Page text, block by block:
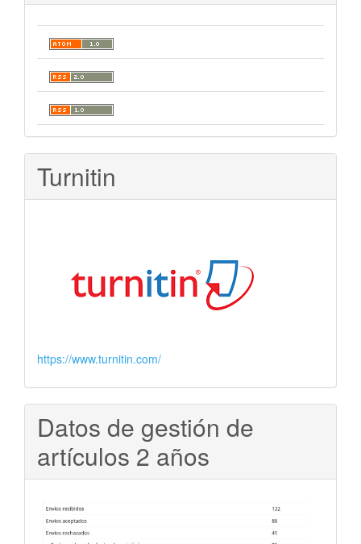
Turnitin
https://www.turnitin.com/
Datos de gestión de
artículos 2 años